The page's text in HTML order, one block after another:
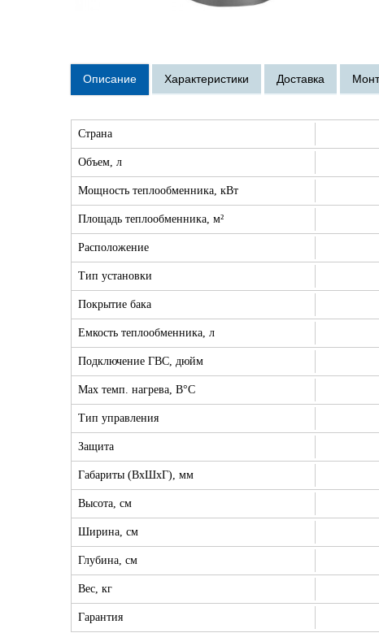
Страна
Объем, л
Мощность теплообменника, кВт
Площадь теплообменника, м²
Расположение
Тип установки
Покрытие бака
Емкость теплообменника, л
Подключение ГВС, дюйм
Max темп. нагрева, В°С
Тип управления
Защита
Габариты (ВхШхГ), мм
Высота, см
Ширина, см
Глубина, см
Вес, кг
Гарантия